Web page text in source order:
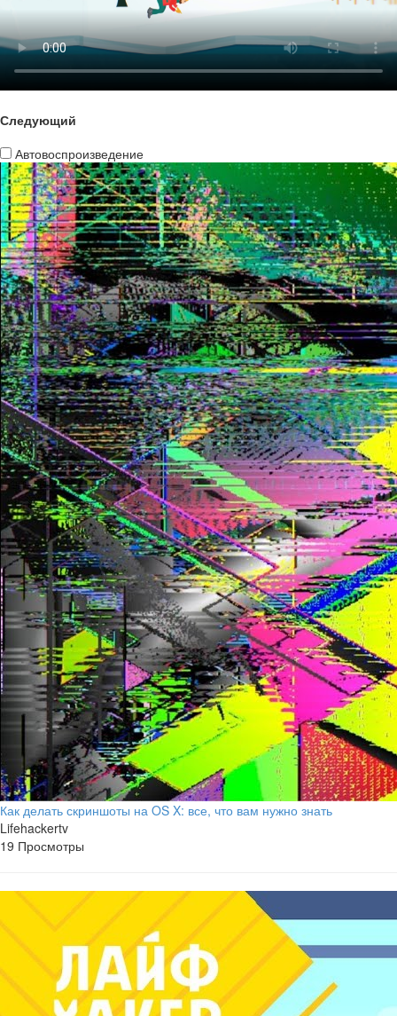
Следующий
Автовоспроизведение
Как делать скриншоты на OS X: все, что вам нужно знать
Lifehackertv
19 Просмотры